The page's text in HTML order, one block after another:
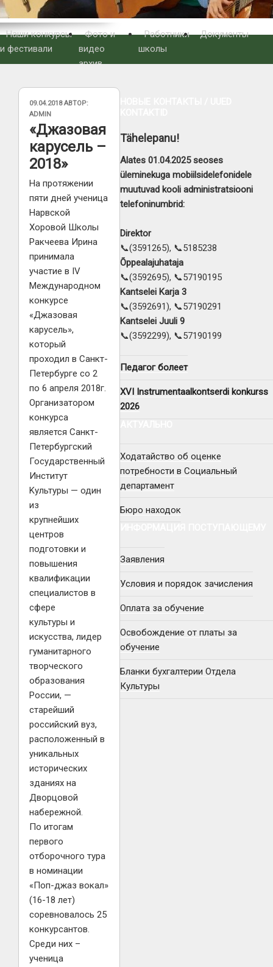
Наши конкурсы
и фестивали
Фото и
видео
архив
Работники
школы
Документы
ОПУБЛИКОВАНО
09.04.2018АВТОР:
ADMIN
«Джазовая
карусель –
2018»
На протяжении
пяти дней ученица
Нарвской
Хоровой Школы
Ракчеева Ирина
принимала
участие в IV
Международном
конкурсе
«Джазовая
карусель»,
который
проходил в Санкт-
Петербурге со 2
по 6 апреля 2018г.
Организатором
конкурса
является Санкт-
Петербургский
Государственный
Институт
Kультуры — один
из
крупнейших
центров
подготовки и
повышения
квалификации
специалистов в
сфере
культуры и
искусства, лидер
гуманитарного
творческого
образования
России, —
старейший
российский вуз,
расположенный в
уникальных
исторических
зданиях на
Дворцовой
набережной.
По итогам
первого
отборочного тура
в номинации
«Поп-джаз вокал»
(16-18 лет)
соревновалось 25
конкурсантов.
Среди них –
ученица
Tähelepanu!
Alates 01.04.2025 seoses
üleminekuga mobiilsidelefonidele
muutuvad kooli administratsiooni
telefoninumbrid:
Direktor
📞(3591265), 📞5185238
Õppealajuhataja
📞(3592695), 📞57190195
Kantselei Karja 3
📞(3592691), 📞57190291
Kantselei Juuli 9
📞(3592299), 📞57190199
Педагог болеет
XVI Instrumentaalkontserdi konkurss
2026
Ходатайство об оценке
потребности в Социальный
департамент
Бюро находок
Заявления
Условия и порядок зачисления
Оплата за обучение
Освобождение от платы за
обучение
Бланки бухгалтерии Отдела
Культуры